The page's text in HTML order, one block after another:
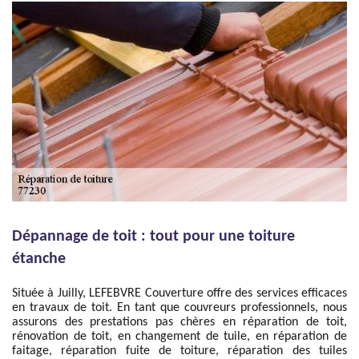
Dépannage de toit : tout pour une toiture
étanche
Située à Juilly, LEFEBVRE Couverture offre des services efficaces
en travaux de toit. En tant que couvreurs professionnels, nous
assurons des prestations pas chères en réparation de toit,
rénovation de toit, en changement de tuile, en réparation de
faitage, réparation fuite de toiture, réparation des tuiles